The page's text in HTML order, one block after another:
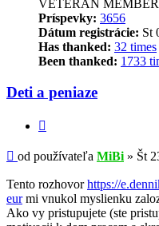
VETERAN
Príspevky: 3656
Dátum registrácie: St
Has thanked: 32 times
Been thanked: 1733
Deti a peniaze
Príspevok
od používateľa MiBi » Št
Tento rozhovorhttps://
eurmi vnukol myslienku
Ako vy pristupujete (ste